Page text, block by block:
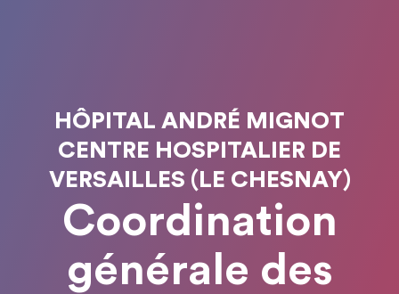
HÔPITAL ANDRÉ MIGNOT
CENTRE HOSPITALIER DE
VERSAILLES (LE CHESNAY)
Coordination
générale des